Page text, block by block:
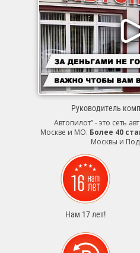
Руководитель
Автопилот” - это сеть
Москве и МО. Более 40
Москвы и
Нам 17 лет!